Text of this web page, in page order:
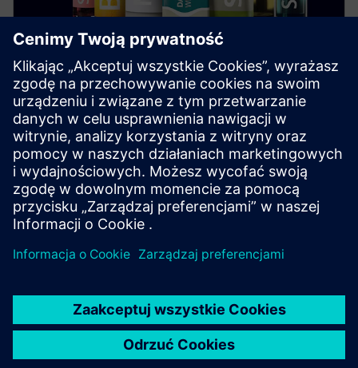
Spożywcza
Dowiedz się, jak cyfryzacja i automatyzacja w
przemyśle spożywczym zwiększają zrównoważony
rozwój